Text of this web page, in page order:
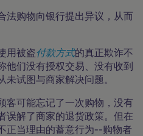
法购物向银行提出异议，从而
用被盗付款方式的真正欺诈不
他们没有授权交易、没有收到
试图与商家解决问题。
客可能忘记了一次购物，没有
误解了商家的退货政策。但在
正当理由的蓄意行为--购物者